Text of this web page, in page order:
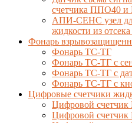
счетчика ППО40
АПИ-СЕНС узел
жидкости из
Фонарь
Фонарь ТС-ТГ
Фонарь ТС-ТГ с
Фонарь ТС-ТГ с
Фонарь ТС-ТГ с
Цифровые счетчики
Цифровой
Цифровой